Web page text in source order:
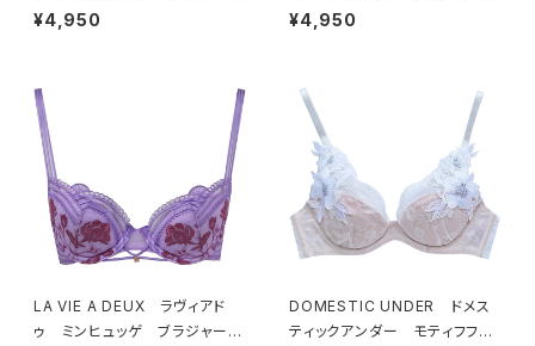
（ブラック）BRA BLACK 2249
¥4,950
（ヒュッゲオレンジ）BRA HYGG
¥4,950
LA VIE A DEUX ラヴィアド
ゥ ミンヒュッゲ ブラジャー
DOMESTIC UNDER ドメス
ティックアンダー モティフフル